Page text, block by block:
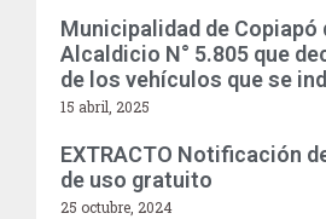
Municipalidad de
Alcaldicio N° 5.805 que
de los vehículos que se
15 abril, 2025
EXTRACTO Notificación
de uso gratuito
25 octubre, 2024